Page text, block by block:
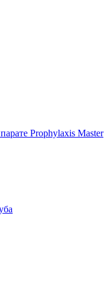
Prophylaxis Master